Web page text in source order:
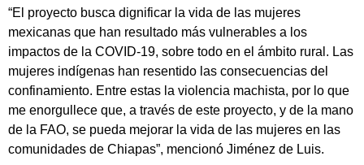
“El proyecto busca dignificar la vida de las mujeres
mexicanas que han resultado más vulnerables a los
impactos de la COVID-19, sobre todo en el ámbito rural. Las
mujeres indígenas han resentido las consecuencias del
confinamiento. Entre estas la violencia machista, por lo que
me enorgullece que, a través de este proyecto, y de la mano
de la FAO, se pueda mejorar la vida de las mujeres en las
comunidades de Chiapas”, mencionó Jiménez de Luis.